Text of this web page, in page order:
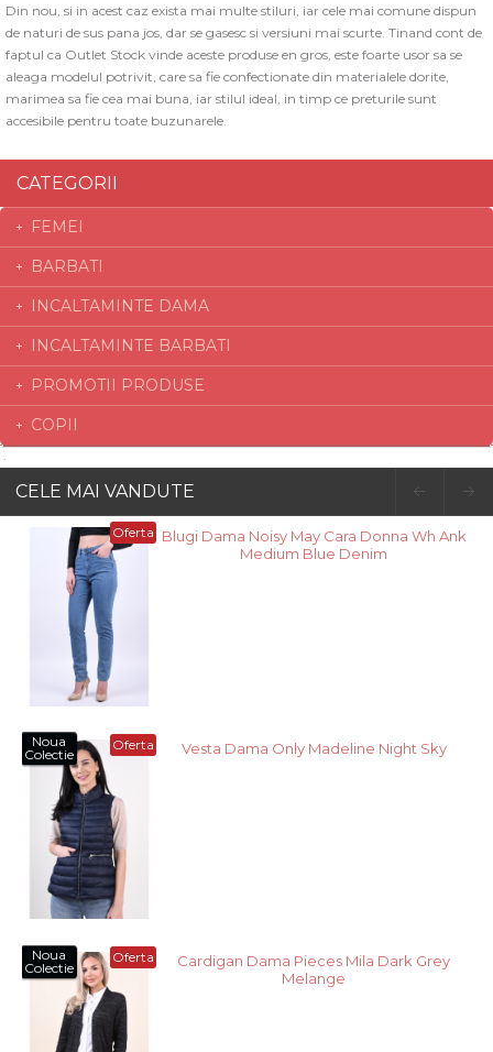
Din nou, si in acest caz exista mai multe stiluri, iar cele mai comune dispun
de naturi de sus pana jos, dar se gasesc si versiuni mai scurte. Tinand cont de
faptul ca Outlet Stock vinde aceste produse en gros, este foarte usor sa se
aleaga modelul potrivit, care sa fie confectionate din materialele dorite,
marimea sa fie cea mai buna, iar stilul ideal, in timp ce preturile sunt
accesibile pentru toate buzunarele.
CATEGORII
FEMEI
BARBATI
INCALTAMINTE DAMA
INCALTAMINTE BARBATI
PROMOTII PRODUSE
COPII
CELE MAI VANDUTE
Oferta Blugi Dama Noisy May Cara Donna Wh Ank
Medium Blue Denim
Oferta
Noua
Colectie
Vesta Dama Only Madeline Night Sky
Oferta
Noua
Colectie
Cardigan Dama Pieces Mila Dark Grey
Melange